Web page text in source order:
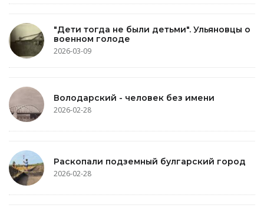
"Дети тогда не были детьми". Ульяновцы о
военном голоде
2026-03-09
Володарский - человек без имени
2026-02-28
Раскопали подземный булгарский город
2026-02-28